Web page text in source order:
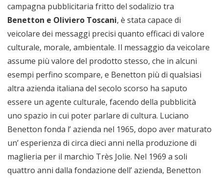
campagna pubblicitaria fritto del sodalizio tra
Benetton e Oliviero Toscani, è stata capace di
veicolare dei messaggi precisi quanto efficaci di valore
culturale, morale, ambientale. Il messaggio da veicolare
assume più valore del prodotto stesso, che in alcuni
esempi perfino scompare, e Benetton più di qualsiasi
altra azienda italiana del secolo scorso ha saputo
essere un agente culturale, facendo della pubblicità
uno spazio in cui poter parlare di cultura. Luciano
Benetton fonda l’ azienda nel 1965, dopo aver maturato
un’ esperienza di circa dieci anni nella produzione di
maglieria per il marchio Très Jolie. Nel 1969 a soli
quattro anni dalla fondazione dell’ azienda, Benetton